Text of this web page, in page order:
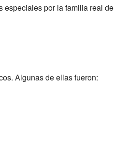
especiales por la familia real de
Algunas de ellas fueron: